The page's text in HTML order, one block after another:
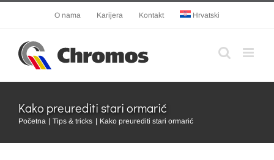
content
O nama Karijera Kontakt Hrvatski
Kako preurediti stari ormarić
Početna Tips & tricks Kako preurediti stari ormarić